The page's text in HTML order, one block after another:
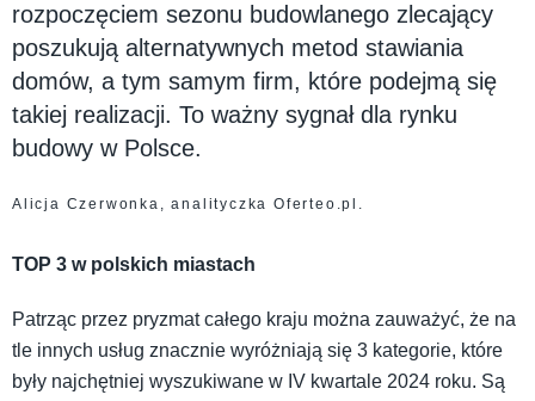
rozpoczęciem sezonu budowlanego zlecający
poszukują alternatywnych metod stawiania
domów, a tym samym firm, które podejmą się
takiej realizacji. To ważny sygnał dla rynku
budowy w Polsce.
Alicja Czerwonka, analityczka Oferteo.pl.
TOP 3 w polskich miastach
Patrząc przez pryzmat całego kraju można zauważyć, że na
tle innych usług znacznie wyróżniają się 3 kategorie, które
były najchętniej wyszukiwane w IV kwartale 2024 roku. Są